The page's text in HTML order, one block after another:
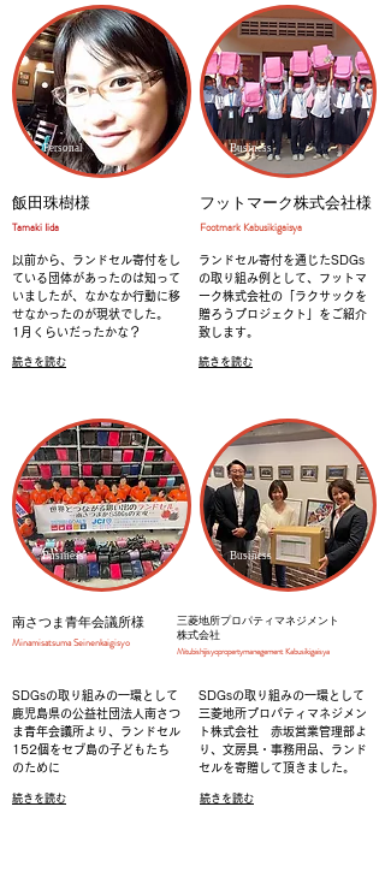
Personal
飯田珠樹様
​Tamaki Iida
以前から、ランドセル寄付をし
ている団体があったのは知って
いましたが、なかなか行動に移
せなかったのが現状でした。
1月くらいだったかな？
続きを読む
Business
フットマーク株式会社様
​Footmark Kabusikigaisya
ランドセル寄付を通じたSDGs
の取り組み例として、フットマ
ーク株式会社の「ラクサックを
贈ろうプロジェクト」をご紹介
致します。
続きを読む
Business Business
南さつま青年会議所様
​Minamisatsuma Seinenkaigisyo
三菱地所プロパティマネジメント
株式会社
​Mitubishijisyopropertymanegement Kabusikigaisya
SDGsの取り組みの一環として
鹿児島県の公益社団法人南さつ
ま青年会議所より、ランドセル
152個をセブ島の子どもたち
のために
続きを読む
SDGsの取り組みの一環として
三菱地所プロパティマネジメン
ト株式会社 赤坂営業管理部よ
り、文房具・事務用品、 ランド
セルを寄贈して頂きました。
続きを読む